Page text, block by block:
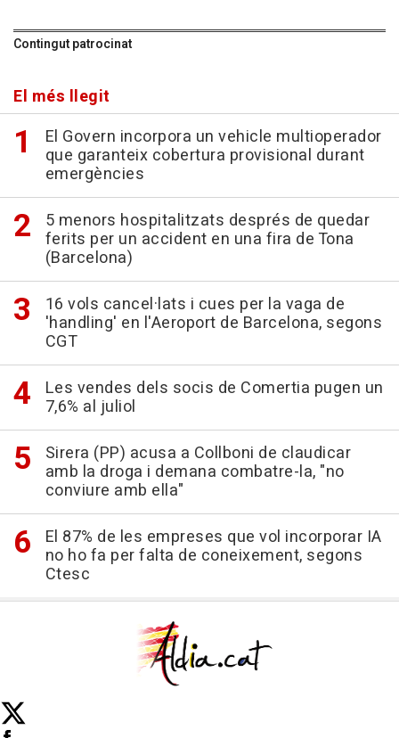
Contingut patrocinat
El més llegit
El Govern incorpora un vehicle multioperador
que garanteix cobertura provisional durant
emergències
5 menors hospitalitzats després de quedar
ferits per un accident en una fira de Tona
(Barcelona)
16 vols cancel·lats i cues per la vaga de
'handling' en l'Aeroport de Barcelona, segons
CGT
Les vendes dels socis de Comertia pugen un
7,6% al juliol
Sirera (PP) acusa a Collboni de claudicar
amb la droga i demana combatre-la, "no
conviure amb ella"
El 87% de les empreses que vol incorporar IA
no ho fa per falta de coneixement, segons
Ctesc